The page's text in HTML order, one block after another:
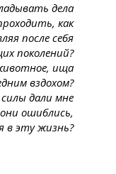
дела
как
после себя
поколений?
ища
вздохом?
дали мне
ошиблись,
в эту жизнь?